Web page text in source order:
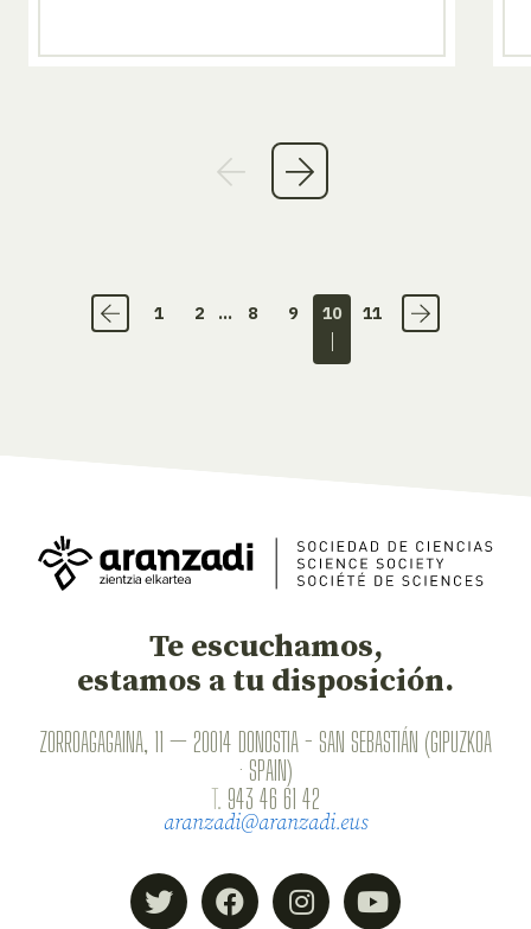
1 2 ... 8 9 10 11
Te escuchamos,
estamos a tu disposición.
ZORROAGAGAINA, 11 — 20014 DONOSTIA - SAN SEBASTIÁN (GIPUZKOA
· SPAIN)
T. 943 46 61 42
aranzadi@aranzadi.eus